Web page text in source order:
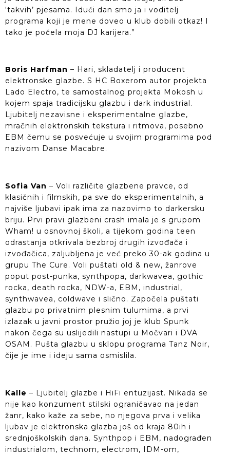
‘takvih’ pjesama. Idući dan smo ja i voditelj
programa koji je mene doveo u klub dobili otkaz! I
tako je počela moja DJ karijera.”
Boris Harfman – Hari, skladatelj i producent
elektronske glazbe. S HC Boxerom autor projekta
Lado Electro, te samostalnog projekta Mokosh u
kojem spaja tradicijsku glazbu i dark industrial.
Ljubitelj nezavisne i eksperimentalne glazbe,
mračnih elektronskih tekstura i ritmova, posebno
EBM čemu se posvećuje u svojim programima pod
nazivom Danse Macabre.
Sofia Van – Voli različite glazbene pravce, od
klasičnih i filmskih, pa sve do eksperimentalnih, a
najviše ljubavi ipak ima za nazovimo to darkersku
briju. Prvi pravi glazbeni crash imala je s grupom
Wham! u osnovnoj školi, a tijekom godina teen
odrastanja otkrivala bezbroj drugih izvođača i
izvođačica, zaljubljena je već preko 30-ak godina u
grupu The Cure. Voli puštati old & new, žanrove
poput post-punka, synthpopa, darkwavea, gothic
rocka, death rocka, NDW-a, EBM, industrial,
synthwavea, coldwave i slično. Započela puštati
glazbu po privatnim plesnim tulumima, a prvi
izlazak u javni prostor pružio joj je klub Spunk
nakon čega su uslijedili nastupi u Močvari i DVA
OSAM. Pušta glazbu u sklopu programa Tanz Noir,
čije je ime i ideju sama osmislila.
Kalle – Ljubitelj glazbe i HiFi entuzijast. Nikada se
nije kao konzument stilski ograničavao na jedan
žanr, kako kaže za sebe, no njegova prva i velika
ljubav je elektronska glazba još od kraja 80ih i
srednjoškolskih dana. Synthpop i EBM, nadograđen
industrialom, technom, electrom, IDM-om,